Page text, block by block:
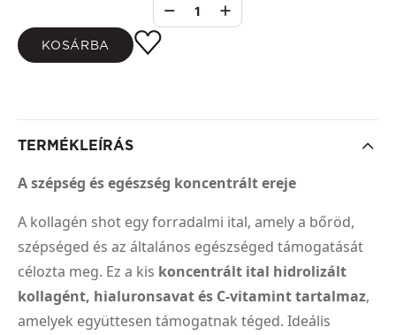
1
KOSÁRBA
TERMÉKLEÍRÁS
A szépség és egészség koncentrált ereje
A kollagén shot egy forradalmi ital, amely a bőröd,
szépséged és az általános egészséged támogatását
célozta meg. Ez a kis koncentrált ital hidrolizált
kollagént, hialuronsavat és C-vitamint tartalmaz,
amelyek együttesen támogatnak téged. Ideális